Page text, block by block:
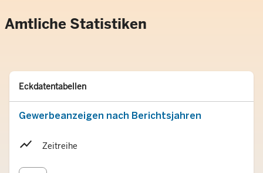
Amtliche Statistiken
Eckdatentabellen
Typ
Merken
Gewerbeanzeigen nach Berichtsjahren
Zeitreihe